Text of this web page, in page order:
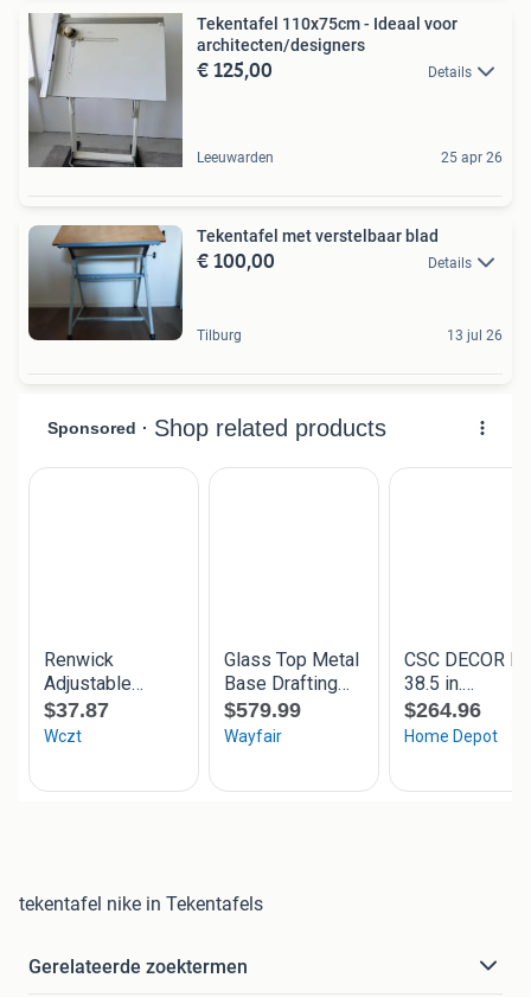
Tekentafel 110x75cm - Ideaal voor
architecten/designers
€ 125,00 Details
Leeuwarden 25 apr 26
Tekentafel met verstelbaar blad
€ 100,00 Details
Tilburg 13 jul 26
tekentafel nike in Tekentafels
Gerelateerde zoektermen